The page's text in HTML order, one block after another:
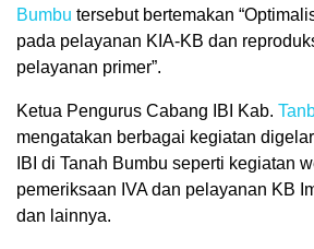
Bumbu tersebut bertemakan
pada pelayanan KIA-KB dan
pelayanan primer”.
Ketua Pengurus Cabang IBI Kab.
mengatakan berbagai kegiatan
IBI di Tanah Bumbu seperti kegiatan
pemeriksaan IVA dan pelayanan KB
dan lainnya.